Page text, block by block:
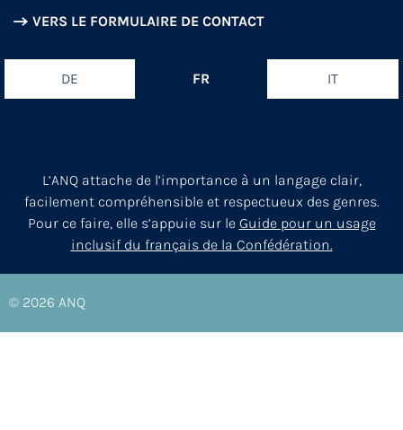
VERS LE FORMULAIRE DE CONTACT
DE FR IT
L’ANQ attache de l’importance à un langage clair,
facilement compréhensible et respectueux des genres.
Pour ce faire, elle s’appuie sur le Guide pour un usage
inclusif du français de la Confédération.
© 2026 ANQ